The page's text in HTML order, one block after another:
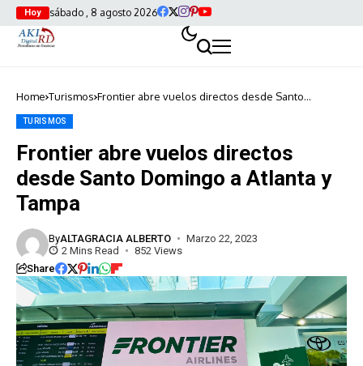
Hoy sábado , 8 agosto 2026
Home Turismos Frontier abre vuelos directos desde Santo
TURISMOS
Frontier abre vuelos directos
desde Santo Domingo a Atlanta y
Tampa
ByALTAGRACIA ALBERTO
Marzo 22, 2023
2 Mins Read
852 Views
Share